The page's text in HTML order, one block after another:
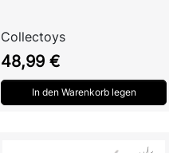
Collectoys
Preis
48,99 €
In den Warenkorb legen